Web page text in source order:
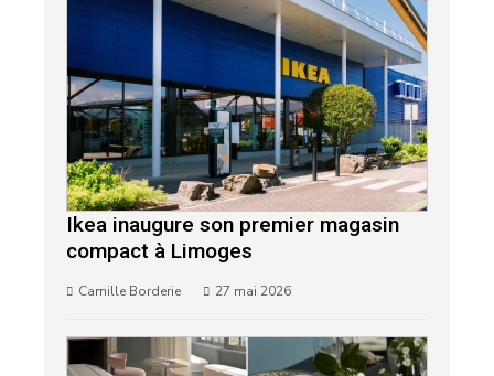
Ikea inaugure son premier magasin
compact à Limoges
Camille Borderie 27 mai 2026